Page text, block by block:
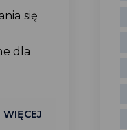
się
dla
WIĘCEJ